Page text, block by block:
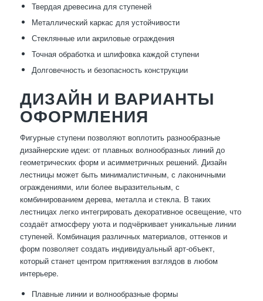
Твердая древесина для ступеней
Металлический каркас для устойчивости
Стеклянные или акриловые ограждения
Точная обработка и шлифовка каждой ступени
Долговечность и безопасность конструкции
ДИЗАЙН И ВАРИАНТЫ
ОФОРМЛЕНИЯ
Фигурные ступени позволяют воплотить разнообразные
дизайнерские идеи: от плавных волнообразных линий до
геометрических форм и асимметричных решений. Дизайн
лестницы может быть минималистичным, с лаконичными
ограждениями, или более выразительным, с
комбинированием дерева, металла и стекла. В таких
лестницах легко интегрировать декоративное освещение, что
создаёт атмосферу уюта и подчёркивает уникальные линии
ступеней. Комбинация различных материалов, оттенков и
форм позволяет создать индивидуальный арт-объект,
который станет центром притяжения взглядов в любом
интерьере.
Плавные линии и волнообразные формы